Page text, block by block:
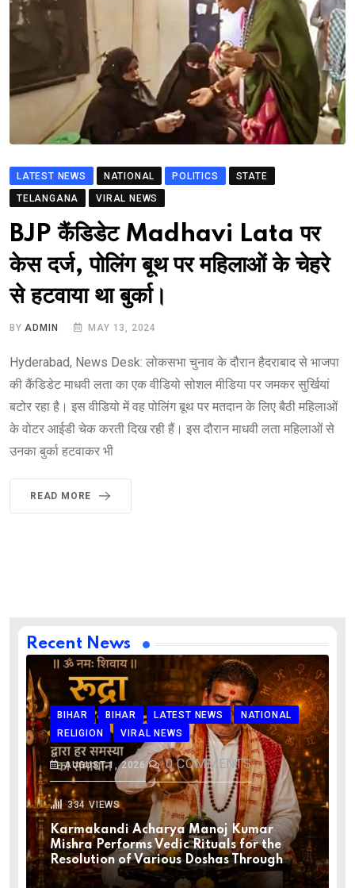
LATEST NEWS NATIONAL POLITICS
STATE
TELANGANA
VIRAL NEWS
BJP कैंडिडेट Madhavi Lata पर
केस दर्ज, पोलिंग बूथ पर महिलाओं के चेहरे
से हटवाया था बुर्का।
BYADMIN MAY 13, 2024
Hyderabad, News Desk: लोकसभा चुनाव के दौरान हैदराबाद से भाजपा
की कैंडिडेट माधवी लता का एक वीडियो सोशल मीडिया पर जमकर सुर्खियां
बटोर रहा है। इस वीडियो में वह पोलिंग बूथ पर मतदान के लिए बैठी महिलाओं
के वोटर आईडी चेक करती दिख रही हैं। इस दौरान माधवी लता महिलाओं से
उनका बुर्का हटवाकर भी
READ MORE
Recent News
BIHAR BIHAR LATEST NEWS
NATIONAL
RELIGION
VIRAL NEWS
AUGUST 1, 2026 0COMMENTS
334 VIEWS
Karmakandi Acharya Manoj Kumar
Mishra Performs Vedic Rituals for the
Resolution of Various Doshas Through